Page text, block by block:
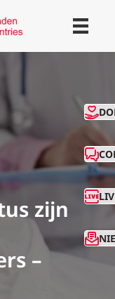
zijn
–